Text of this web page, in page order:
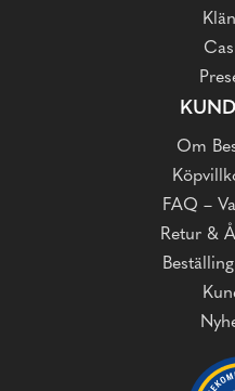
Om
FAQ –
Retur &